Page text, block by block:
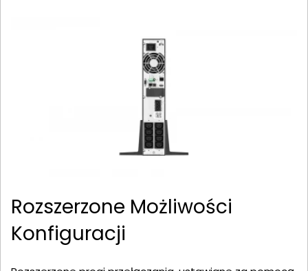
Rozszerzone Możliwości
Konfiguracji